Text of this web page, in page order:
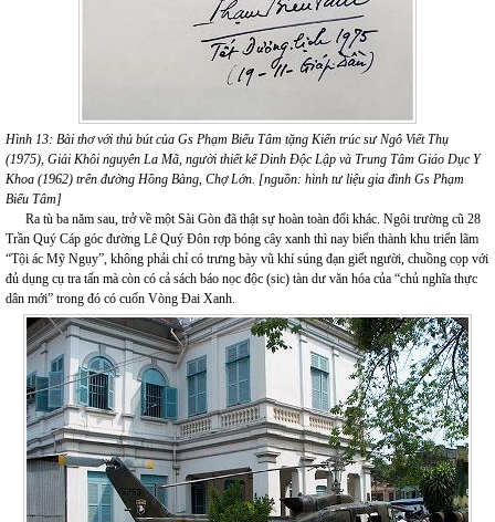
Hình 13: Bài thơ với thủ bút của Gs Phạm Biểu Tâm tặng Kiến trúc sư Ngô Viết Thụ
(1975), Giải Khôi nguyên La Mã, người thiết kế Dinh Độc Lập và Trung Tâm Giáo Dục Y
Khoa (1962) trên đường Hồng Bàng, Chợ Lớn. [nguồn: hình tư liệu gia đình Gs Phạm
Biểu Tâm]
Ra tù ba năm sau, trở về một Sài Gòn đã thật sự hoàn toàn đổi khác. Ngôi trường cũ 28
Trần Quý Cáp góc đường Lê Quý Đôn rợp bóng cây xanh thì nay biến thành khu triển lãm
“Tội ác Mỹ Ngụy”, không phải chỉ có trưng bày vũ khí súng đạn giết người, chuồng cọp với
đủ dụng cụ tra tấn mà còn có cả sách báo nọc độc (sic) tàn dư văn hóa của “chủ nghĩa thực
dân mới” trong đó có cuốn Vòng Đai Xanh.